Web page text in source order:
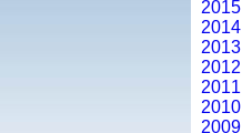
2015
2014
2013
2012
2011
2010
2009